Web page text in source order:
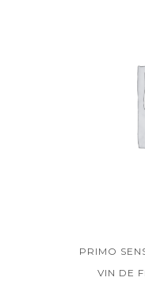
PRIMO
VIN DE